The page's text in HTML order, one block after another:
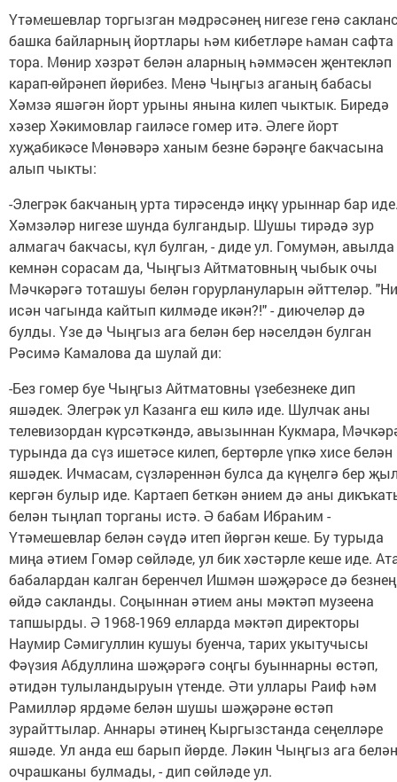
Үтәмешевлар торгызган мәдрәсәнең нигезе генә
башка байларның йортлары һәм кибетләре һаман сафта
тора. Мөнир хәзрәт белән аларның һәммәсен җентекләп
карап-өйрәнеп йөрибез. Менә Чыңгыз аганың бабасы
Хәмзә яшәгән йорт урыны янына килеп чыктык. Биредә
хәзер Хәкимовлар гаиләсе гомер итә. Әлеге йорт
хуҗабикәсе Мөнәвәрә ханым безне бәрәңге бакчасына
алып чыкты:
-Элегрәк бакчаның урта тирәсендә иңкү урыннар бар
Хәмзәләр нигезе шунда булгандыр. Шушы тирәдә зур
алмагач бакчасы, күл булган, - диде ул. Гомумән, авылда
кемнән сорасам да, Чыңгыз Айтматовның чыбык очы
Мәчкәрәгә тоташуы белән горурлануларын әйттеләр.
исән чагында кайтып килмәде икән?!" - диючеләр дә
булды. Үзе дә Чыңгыз ага белән бер нәселдән булган
Рәсимә Камалова да шулай ди:
-Без гомер буе Чыңгыз Айтматовны үзебезнеке дип
яшәдек. Элегрәк ул Казанга еш килә иде. Шулчак аны
телевизордан күрсәткәндә, авызыннан Кукмара,
турында да сүз ишетәсе килеп, бертөрле үпкә хисе белән
яшәдек. Ичмасам, сүзләреннән булса да күңелгә бер
кергән булыр иде. Картаеп беткән әнием дә аны
белән тыңлап торганы истә. Ә бабам Ибраһим -
Үтәмешевлар белән сәүдә итеп йөргән кеше. Бу турыда
миңа әтием Гомәр сөйләде, ул бик хәстәрле кеше иде.
бабалардан калган беренчел Ишмән шәҗәрәсе дә безнең
өйдә сакланды. Соңыннан әтием аны мәктәп музеена
тапшырды. Ә 1968-1969 елларда мәктәп директоры
Наумир Сәмигуллин кушуы буенча, тарих укытучысы
Фәүзия Абдуллина шәҗәрәгә соңгы буыннарны өстәп,
әтидән тулыландыруын үтенде. Әти уллары Раиф һәм
Рамилләр ярдәме белән шушы шәҗәрәне өстәп
зурайттылар. Аннары әтинең Кыргызстанда сеңелләре
яшәде. Ул анда еш барып йөрде. Ләкин Чыңгыз ага белән
очрашканы булмады, - дип сөйләде ул.